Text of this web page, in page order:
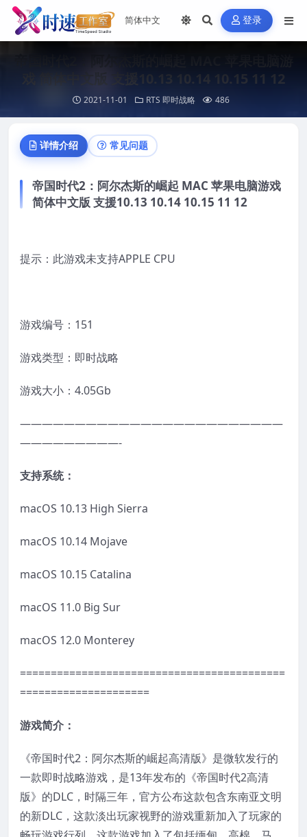
登录
戏 简体中文版 支援10.13 10.14 10.15 11 12
2021-11-01 RTS 即时战略 486
详情介绍 常见问题
帝国时代2：阿尔杰斯的崛起 MAC 苹果电脑游戏
简体中文版 支援10.13 10.14 10.15 11 12
提示：此游戏未支持APPLE CPU
游戏编号：151
游戏类型：即时战略
游戏大小：4.05Gb
————————————————————————
—————————-
支持系统：
macOS 10.13 High Sierra
macOS 10.14 Mojave
macOS 10.15 Catalina
macOS 11.0 Big Sur
macOS 12.0 Monterey
===========================================
=====================
游戏简介：
《帝国时代2：阿尔杰斯的崛起高清版》是微软发行的
一款即时战略游戏，是13年发布的《帝国时代2高清
版》的DLC，时隔三年，官方公布这款包含东南亚文明
的新DLC，这款淡出玩家视野的游戏重新加入了玩家的